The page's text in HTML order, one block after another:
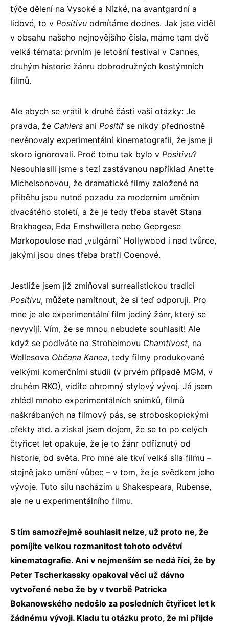
týče dělení na Vysoké a Nízké, na avantgardní a
lidové, to v Positivu odmítáme dodnes. Jak jste viděl
v obsahu našeho nejnovějšího čísla, máme tam dvě
velká témata: prvním je letošní festival v Cannes,
druhým historie žánru dobrodružných kostýmních
filmů.
Ale abych se vrátil k druhé části vaší otázky: Je
pravda, že Cahiers ani Positifse nikdy přednostně
nevěnovaly experimentální kinematografii, že jsme ji
skoro ignorovali. Proč tomu tak bylo v Positivu?
Nesouhlasili jsme s tezí zastávanou například Anette
Michelsonovou, že dramatické filmy založené na
příběhu jsou nutně pozadu za moderním uměním
dvacátého století, a že je tedy třeba stavět Stana
Brakhagea, Eda Emshwillera nebo Georgese
Markopoulose nad „vulgární“ Hollywood i nad tvůrce,
jakými jsou dnes třeba bratři Coenové.
Jestliže jsem již zmiňoval surrealistickou tradici
Positivu, můžete namítnout, že si teď odporuji. Pro
mne je ale experimentální film jediný žánr, který se
nevyvíjí. Vím, že se mnou nebudete souhlasit! Ale
když se podíváte na Stroheimovu Chamtivost, na
Wellesova Občana Kanea, tedy filmy produkované
velkými komerčními studii (v prvém případě MGM, v
druhém RKO), vidíte ohromný stylový vývoj. Já jsem
zhlédl mnoho experimentálních snímků, filmů
naškrábaných na filmový pás, se stroboskopickými
efekty atd. a získal jsem dojem, že se to po celých
čtyřicet let opakuje, že je to žánr odříznutý od
historie, od světa. Pro mne ale tkví velká síla filmu –
stejně jako umění vůbec – v tom, že je svědkem jeho
vývoje. Tuto sílu nacházím u Shakespeara, Rubense,
ale ne u experimentálního filmu.
S tím samozřejmě souhlasit nelze, už proto ne, že
pomíjíte velkou rozmanitost tohoto odvětví
kinematografie. Ani v nejmenším se nedá říci, že by
Peter Tscherkassky opakoval věci už dávno
vytvořené nebo že by v tvorbě Patricka
Bokanowského nedošlo za posledních čtyřicet let k
žádnému vývoji. Kladu tu otázku proto, že mi přijde